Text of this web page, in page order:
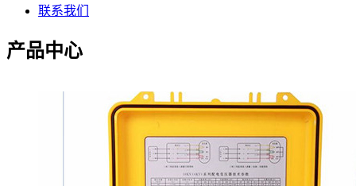
联系我们
产品中心